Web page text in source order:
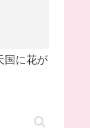
国に花が